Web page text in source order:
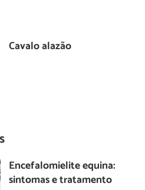
Cavalo alazão
Encefalomielite equina:
sintomas e tratamento